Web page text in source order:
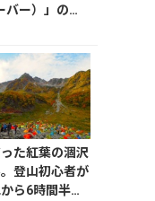
バー）」の登
た紅葉の涸沢
登山初心者が
ら6時間半の